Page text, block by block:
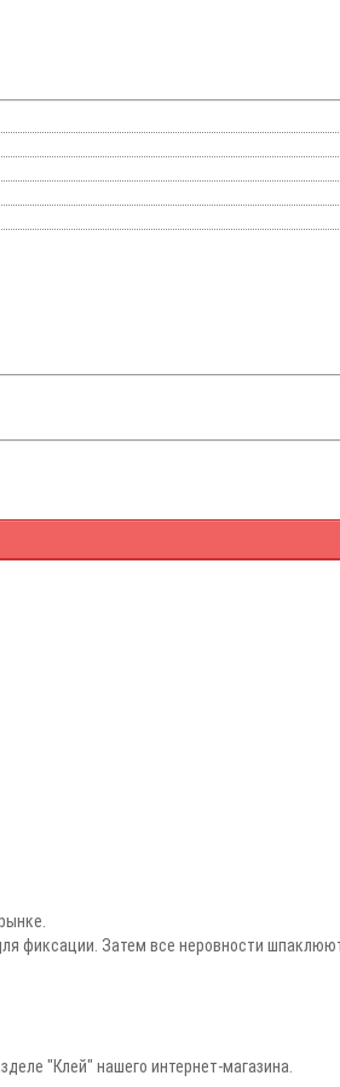
фиксации. Затем все неровности
"Клей" нашего интернет-магазина.